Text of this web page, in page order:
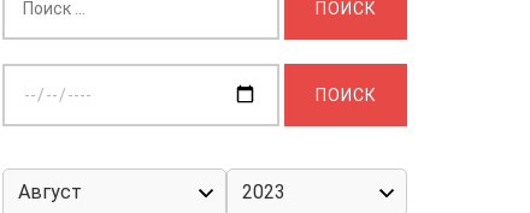
дату: